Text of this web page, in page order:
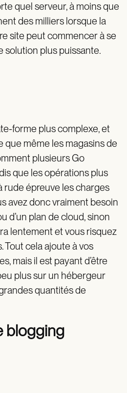
quel serveur, à moins que
des milliers lorsque la
site peut commencer à se
solution plus puissante.
forme plus complexe, et
que même les magasins de
plusieurs Go
que les opérations plus
rude épreuve les charges
avez donc vraiment besoin
d’un plan de cloud, sinon
lentement et vous risquez
Tout cela ajoute à vos
mais il est payant d’être
plus sur un hébergeur
quantités de
blogging